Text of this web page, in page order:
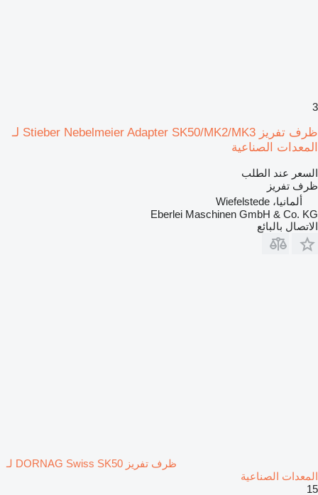
3
ظرف تفريز Stieber Nebelmeier Adapter SK50/MK2/MK3 لـ
المعدات الصناعية
السعر عند الطلب
ظرف تفريز
ألمانيا، Wiefelstede
Eberlei Maschinen GmbH & Co. KG
الاتصال بالبائع
ظرف تفريز DORNAG Swiss SK50 لـ
المعدات الصناعية
15